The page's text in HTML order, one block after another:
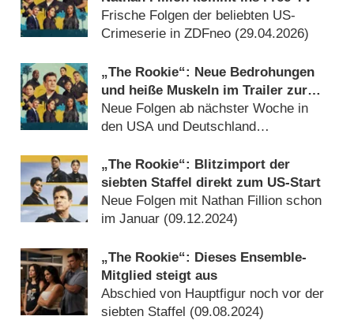
Frische Folgen der beliebten US-
Crimeserie in ZDFneo (29.04.2026)
„The Rookie“: Neue Bedrohungen
und heiße Muskeln im Trailer zur
siebten Staffel
Neue Folgen ab nächster Woche in
den USA und Deutschland
„The Rookie“: Blitzimport der
siebten Staffel direkt zum US-Start
Neue Folgen mit Nathan Fillion schon
im Januar (09.12.2024)
„The Rookie“: Dieses Ensemble-
Mitglied steigt aus
Abschied von Hauptfigur noch vor der
siebten Staffel (09.08.2024)